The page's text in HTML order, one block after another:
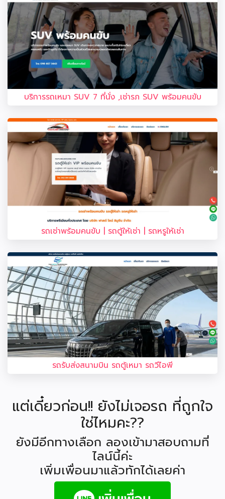
บริการรถเหมา SUV 7 ที่นั่ง ,เช่ารภ SUV พร้อมคนขับ
รถเช่าพร้อมคนขับ | รถตู้ให้เช่า | รถหรูให้เช่า
รถรับส่งสนามบิน รถตู้เหมา รถวีไอพี
แต่เดี๋ยวก่อน!! ยังไม่เจอรถ ที่ถูกใจ
ใช่ไหมคะ??
ยังมีอีกทางเลือก ลองเข้ามาสอบถามที่
ไลน์นี้ค่ะ
เพิ่มเพื่อนมาแล้วทักได้เลยค่า